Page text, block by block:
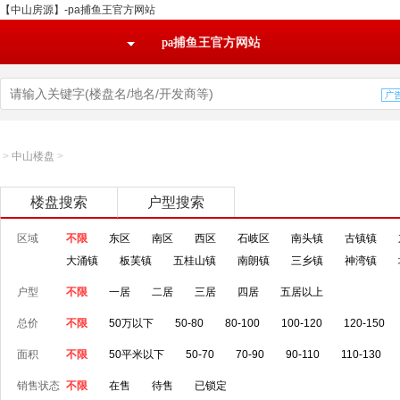
【中山房源】-pa捕鱼王官方网站
pa捕鱼王官方网站
> 中山楼盘 >
楼盘搜索 户型搜索
区域 不限 东区 南区 西区 石岐区 南头镇 古镇镇
大涌镇
板芙镇 五桂山镇 南朗镇 三乡镇 神湾镇
户型 不限 一居 二居 三居 四居 五居以上
总价 不限 50万以下 50-80 80-100 100-120 120-150
面积 不限 50平米以下 50-70 70-90 90-110 110-130
销售状态 不限 在售 待售 已锁定